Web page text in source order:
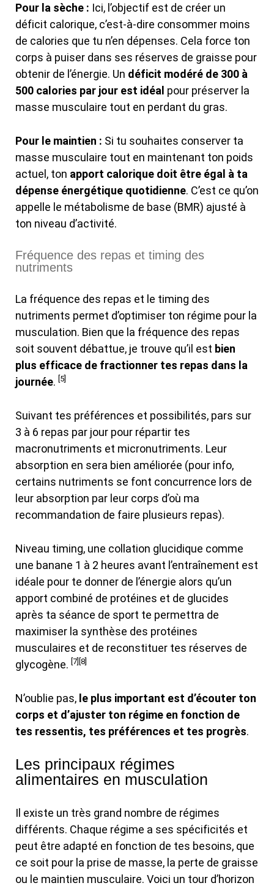
Pour la sèche : Ici, l’objectif est de créer un
déficit calorique, c’est-à-dire consommer moins
de calories que tu n’en dépenses. Cela force ton
corps à puiser dans ses réserves de graisse pour
obtenir de l’énergie. Un déficit modéré de 300 à
500 calories par jour est idéal pour préserver la
masse musculaire tout en perdant du gras.
Pour le maintien : Si tu souhaites conserver ta
masse musculaire tout en maintenant ton poids
actuel, ton apport calorique doit être égal à ta
dépense énergétique quotidienne. C’est ce qu’on
appelle le métabolisme de base (BMR) ajusté à
ton niveau d’activité.
Fréquence des repas et timing des
nutriments
La fréquence des repas et le timing des
nutriments permet d’optimiser ton régime pour la
musculation. Bien que la fréquence des repas
soit souvent débattue, je trouve qu’il est bien
plus efficace de fractionner tes repas dans la
journée. [5]
Suivant tes préférences et possibilités, pars sur
3 à 6 repas par jour pour répartir tes
macronutriments et micronutriments. Leur
absorption en sera bien améliorée (pour info,
certains nutriments se font concurrence lors de
leur absorption par leur corps d’où ma
recommandation de faire plusieurs repas).
Niveau timing, une collation glucidique comme
une banane 1 à 2 heures avant l’entraînement est
idéale pour te donner de l’énergie alors qu’un
apport combiné de protéines et de glucides
après ta séance de sport te permettra de
maximiser la synthèse des protéines
musculaires et de reconstituer tes réserves de
glycogène. [7][8]
N’oublie pas, le plus important est d’écouter ton
corps et d’ajuster ton régime en fonction de
tes ressentis, tes préférences et tes progrès.
Les principaux régimes
alimentaires en musculation
Il existe un très grand nombre de régimes
différents. Chaque régime a ses spécificités et
peut être adapté en fonction de tes besoins, que
ce soit pour la prise de masse, la perte de graisse
ou le maintien musculaire. Voici un tour d’horizon